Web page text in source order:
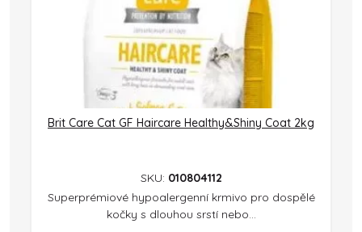
Brit Care Cat GF Haircare Healthy&Shiny Coat 2kg
SKU: 010804112
Superprémiové hypoalergenní krmivo pro dospělé
kočky s dlouhou srstí nebo...